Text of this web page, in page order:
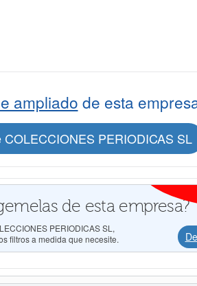
ampliado de esta
PERIODICAS SL
de esta empresa?
PERIODICAS SL,
filtros a medida que necesite.